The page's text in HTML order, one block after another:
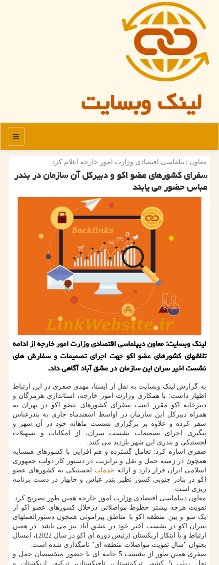
لینک وبسایت
منو
معاون دیپلماسی اقتصادی وزارت امور خارجه اعلام كرد
سفرای کشورهای عضو اکو و دبیرکل آن سازمان در بندر
عباس حضور می یابند
لینک وبسایت: معاون دیپلماسی اقتصادی وزارت امور خارجه از ادامه
تلاشهای کشورهای عضو اکو جهت اجرای تصمیمات و سفارش های
نشست اخیر سران این سازمان در عشق آباد آگاهی داد.
به گزارش لینک وبسایت به نقل از ایسنا، مهدی صفری در این ارتباط
اظهار داشت: با همکاری وزارت امور خارجه، استانداری هرمزگان و
دبیرخانه اکو مقرر است سفرای کشورهای عضو اکو در تهران به
همراه دبیرکل این سازمان در اواسط اسفندماه جاری به بندرعباس
سفر کرده و علاوه بر برگزاری نشست ماهانه خود در آن شهر و
پیگیری اجرای تصمیمات نشست سران، از امکانات و تسهیلات
لجستیکی و بندری این شهر بازدید می کنند.
صفری اشاره کرد: تعامل گسترده و هم افزایی با کشورهای همسایه
همچون در زمینه حمل و نقل و ترانزیت در دستور کار دولت جمهوری
اسلامی ایران قرار دارد و ارائه خدمات لجستیکی به کشورهای عضو
اکو در بنادر جنوبی کشور نظیر بندر عباس و چابهار در دست برنامه
ریزی است.
معاون دیپلماسی اقتصادی وزارت امور خارجه همین طور تصریح کرد:
تقویت هرچه بیشتر خطوط مواصلاتی درخلال کشورهای عضو اکو از
یک سو و بین منطقه اکو با مناطق پیرامونی همچون دستورالعملهای
سران اکو در نشست اخیر خود در عشق آباد نیز می باشد. در همین
ارتباط و با ابتکار ازبکستان (رئیس دوره ای اکو در سال 2022)، امسال
بعنوان "سالِ تقویت مواصلات منطقه ای" نامگذاری شده است.
صفری همین طور از نشست 5 جانبه ای با حضور متخصصان حمل و
نقل ریلی 5 کشور ترکمنستان، تاجیکستان، ترکیه، ازبکستان و